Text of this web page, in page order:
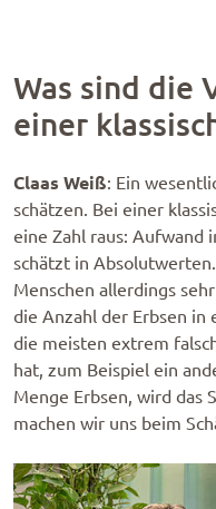
Was sind die
einer
Claas Weiß: Ein
schätzen. Bei einer
eine Zahl raus: Aufwand
schätzt in
Menschen allerdings
die Anzahl der Erbsen in
die meisten extrem
hat, zum Beispiel ein
Menge Erbsen, wird das
machen wir uns beim